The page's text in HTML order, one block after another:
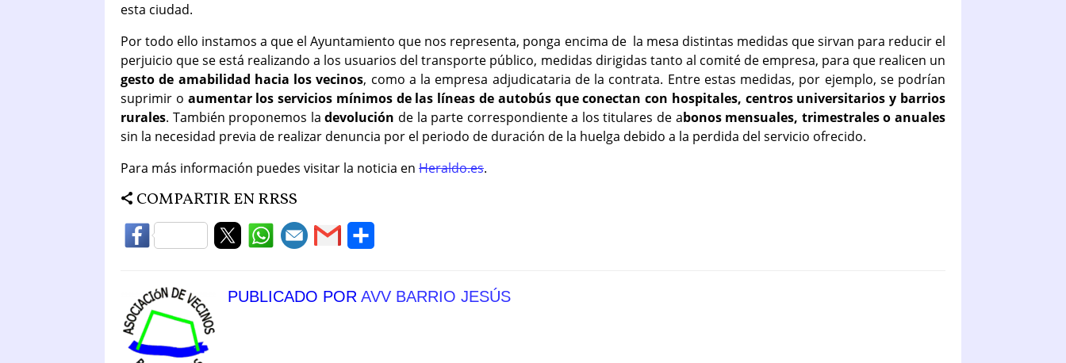
esta ciudad.
Por todo ello instamos a que el Ayuntamiento que nos representa, ponga encima de la mesa distintas medidas que sirvan para reducir el
perjuicio que se está realizando a los usuarios del transporte público, medidas dirigidas tanto al comité de empresa, para que realicen un
gesto de amabilidad hacia los vecinos, como a la empresa adjudicataria de la contrata. Entre estas medidas, por ejemplo, se podrían
suprimir o aumentar los servicios mínimos de las líneas de autobús que conectan con hospitales, centros universitarios y barrios
rurales. También proponemos ladevolución de la parte correspondiente a los titulares de abonos mensuales, trimestrales o anuales
sin la necesidad previa de realizar denuncia por el periodo de duración de la huelga debido a la perdida del servicio ofrecido.
Para más información puedes visitar la noticia en Heraldo.es.
COMPARTIR EN RRSS
PUBLICADO POR AVV BARRIO JESÚS